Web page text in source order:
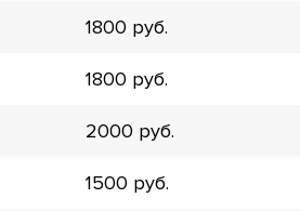
1800
1800
2000
1500